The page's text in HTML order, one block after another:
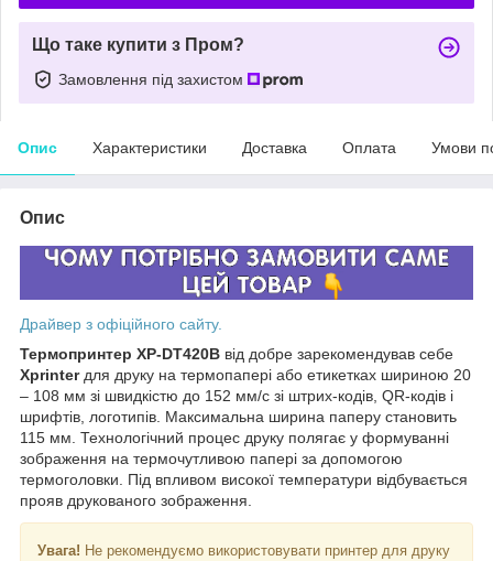
Що таке купити з Пром?
Замовлення під захистом
Опис Характеристики Доставка Оплата Умови
Опис
Драйвер з офіційного сайту.
Термопринтер XP-DT420B від добре зарекомендував себе
Xprinter для друку на термопапері або етикетках шириною 20
– 108 мм зі швидкістю до 152 мм/с зі штрих-кодів, QR-кодів і
шрифтів, логотипів. Максимальна ширина паперу становить
115 мм. Технологічний процес друку полягає у формуванні
зображення на термочутливою папері за допомогою
термоголовки. Під впливом високої температури відбувається
прояв друкованого зображення.
Увага! Не рекомендуємо використовувати принтер для друку